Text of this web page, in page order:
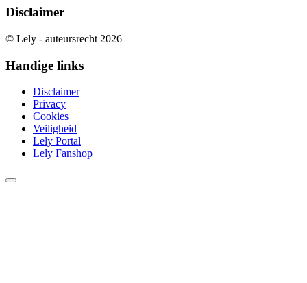
Disclaimer
© Lely - auteursrecht 2026
Handige links
Disclaimer
Privacy
Cookies
Veiligheid
Lely Portal
Lely Fanshop